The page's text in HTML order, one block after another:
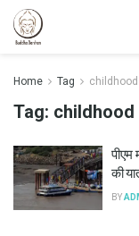
Home Tag childhood
Tag: childhood
पीएम
की
BY